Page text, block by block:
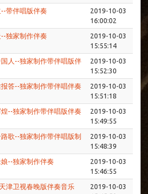
--带伴唱版伴奏
2019-10-03
16:00:02
--独家制作伴奏
2019-10-03
15:55:14
国人--独家制作带伴唱版伴
2019-10-03
15:52:30
报答--独家制作带伴唱伴奏
2019-10-03
15:51:18
煌--独家制作带伴唱版伴奏
2019-10-03
15:49:55
路歌--独家制作带伴唱版制
2019-10-03
15:48:39
娘--独家制作伴奏
2019-10-03
15:46:55
津卫视春晚版伴奏音乐
2019-10-03